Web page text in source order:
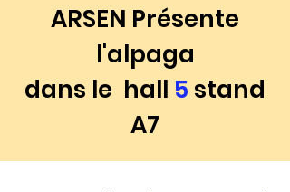
ARSEN Présente
l'alpaga
dans le hall 5 stand
A7